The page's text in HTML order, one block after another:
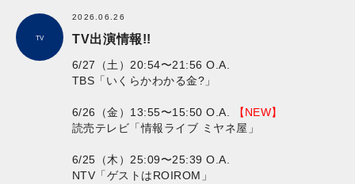
TV
2026.06.26
TV出演情報!!
6/27（土）20:54〜21:56 O.A.
TBS「いくらかわかる金?」
6/26（金）13:55〜15:50 O.A.
【NEW】
読売テレビ「情報ライブ ミヤネ屋」
6/25（木）25:09〜25:39 O.A.
NTV「ゲストはROIROM」